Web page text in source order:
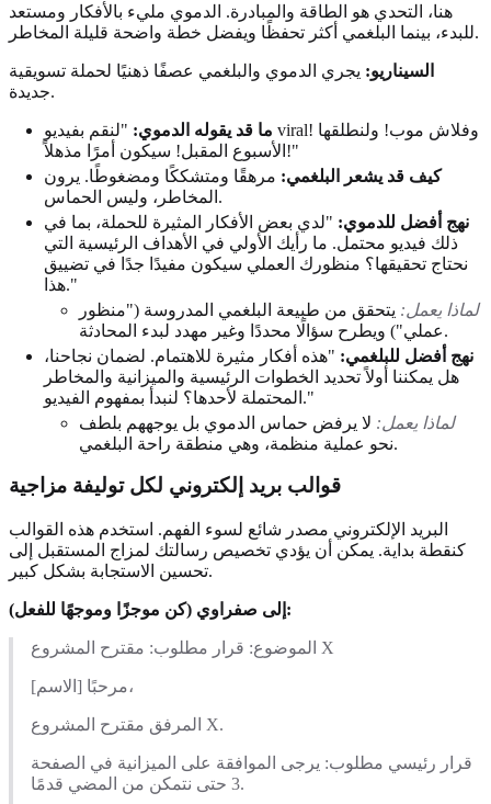
هنا، التحدي هو الطاقة والمبادرة. الدموي مليء بالأفكار ومستعد
للبدء، بينما البلغمي أكثر تحفظًا ويفضل خطة واضحة قليلة المخاطر.
السيناريو: يجري الدموي والبلغمي عصفًا ذهنيًا لحملة تسويقية
جديدة.
ما قد يقوله الدموي: "لنقم بفيديو viral! وفلاش موب! ولنطلقها
الأسبوع المقبل! سيكون أمرًا مذهلاً!"
كيف قد يشعر البلغمي: مرهقًا ومتشككًا ومضغوطًا. يرون
المخاطر، وليس الحماس.
نهج أفضل للدموي: "لدي بعض الأفكار المثيرة للحملة، بما في
ذلك فيديو محتمل. ما رأيك الأولي في الأهداف الرئيسية التي
نحتاج تحقيقها؟ منظورك العملي سيكون مفيدًا جدًا في تضييق
هذا."
لماذا يعمل: يتحقق من طبيعة البلغمي المدروسة ("منظور
عملي") ويطرح سؤالًا محددًا وغير مهدد لبدء المحادثة.
نهج أفضل للبلغمي: "هذه أفكار مثيرة للاهتمام. لضمان نجاحنا،
هل يمكننا أولاً تحديد الخطوات الرئيسية والميزانية والمخاطر
المحتملة لأحدها؟ لنبدأ بمفهوم الفيديو."
لماذا يعمل: لا يرفض حماس الدموي بل يوجههم بلطف
نحو عملية منظمة، وهي منطقة راحة البلغمي.
قوالب بريد إلكتروني لكل توليفة مزاجية
البريد الإلكتروني مصدر شائع لسوء الفهم. استخدم هذه القوالب
كنقطة بداية. يمكن أن يؤدي تخصيص رسالتك لمزاج المستقبل إلى
تحسين الاستجابة بشكل كبير.
إلى صفراوي (كن موجزًا وموجهًا للفعل):
الموضوع: قرار مطلوب: مقترح المشروع X
مرحبًا [الاسم]،
المرفق مقترح المشروع X.
قرار رئيسي مطلوب: يرجى الموافقة على الميزانية في الصفحة
3 حتى نتمكن من المضي قدمًا.